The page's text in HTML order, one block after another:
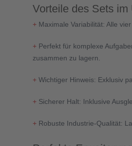
Vorteile des Sets im
+ Maximale Variabilität: Alle
+ Perfekt für komplexe
zusammen zu lagern.
+ Wichtiger Hinweis: Exklusiv
+ Sicherer Halt: Inklusive
+ Robuste Industrie-Qualität: